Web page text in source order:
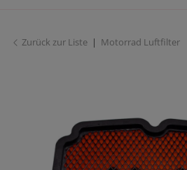
Zurück zur Liste Motorrad Luftfilter